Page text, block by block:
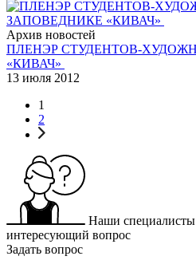
Архив новостей
ПЛЕНЭР СТУДЕНТОВ-
«КИВАЧ»
13 июля 2012
1
2
Наши специалисты
интересующий вопрос
Задать вопрос